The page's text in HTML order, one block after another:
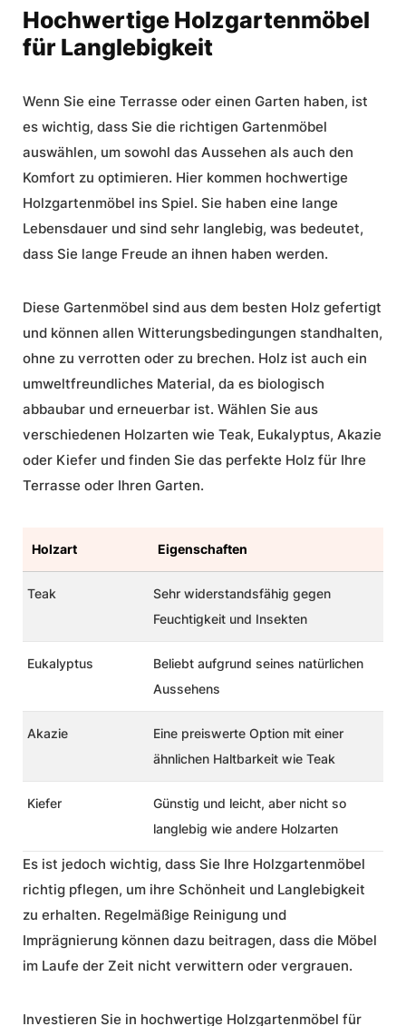
Hochwertige Holzgartenmöbel
für Langlebigkeit
Wenn Sie eine Terrasse oder einen Garten haben, ist
es wichtig, dass Sie die richtigen Gartenmöbel
auswählen, um sowohl das Aussehen als auch den
Komfort zu optimieren. Hier kommen hochwertige
Holzgartenmöbel ins Spiel. Sie haben eine lange
Lebensdauer und sind sehr langlebig, was bedeutet,
dass Sie lange Freude an ihnen haben werden.
Diese Gartenmöbel sind aus dem besten Holz gefertigt
und können allen Witterungsbedingungen standhalten,
ohne zu verrotten oder zu brechen. Holz ist auch ein
umweltfreundliches Material, da es biologisch
abbaubar und erneuerbar ist. Wählen Sie aus
verschiedenen Holzarten wie Teak, Eukalyptus, Akazie
oder Kiefer und finden Sie das perfekte Holz für Ihre
Terrasse oder Ihren Garten.
Holzart Eigenschaften
Teak
Sehr widerstandsfähig gegen
Feuchtigkeit und Insekten
Eukalyptus
Beliebt aufgrund seines natürlichen
Aussehens
Akazie
Eine preiswerte Option mit einer
ähnlichen Haltbarkeit wie Teak
Kiefer
Günstig und leicht, aber nicht so
langlebig wie andere Holzarten
Es ist jedoch wichtig, dass Sie Ihre Holzgartenmöbel
richtig pflegen, um ihre Schönheit und Langlebigkeit
zu erhalten. Regelmäßige Reinigung und
Imprägnierung können dazu beitragen, dass die Möbel
im Laufe der Zeit nicht verwittern oder vergrauen.
Investieren Sie in hochwertige Holzgartenmöbel für